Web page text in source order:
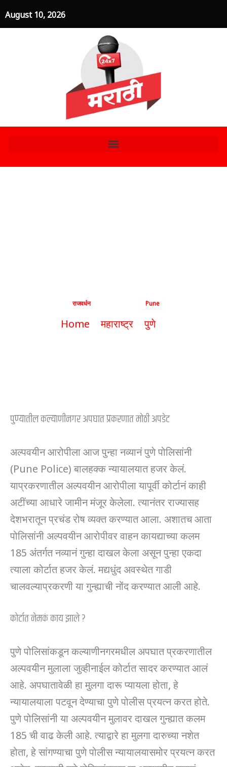
Skip
to
August 10, 2026
Byराजवर्धन Pune
Home महाराष्ट्र
पुणे
पुण्यातील कल्याणीनगर अपघात प्रकरणात मोठी अपडेट
अल्पवयीन आरोपीला आज पुन्हा नव्यानं पुणे पोलिसांनी
(Pune Police) बालहक्क न्यायालयात हजर केलं.
याप्रकरणातील अल्पवयीन आरोपीला यापूर्वी कोर्टानं काही
अटींच्या आधारे जामीन मंजूर केलेला. त्यानंतर राज्यासह
देशभरातून प्रचंड रोष व्यक्त करण्यात आला. अशातच आता
पोलिसांनी अल्पवयीन आरोपीवर वाहन कायद्याच्या कलम
185 अंतर्गत नव्यानं गुन्हा दाखल केला असून पुन्हा एकदा
त्याला कोर्टात हजर केलं. मद्यधुंद अवस्थेत गाडी
चालवल्याप्रकरणी या गुन्ह्याची नोंद करण्यात आली आहे.
कोर्टात नेमकं काय झाले ?
पुणे पोलिसांकडून कल्याणीनगरमधील अपघात प्रकरणातील
अल्पवयीन मुलाला जुव्हीनाईल कोर्टात सादर करण्यात आलं
आहे. अपघातावेळी हा मुलगा दारू प्यायला होता, हे
न्यायालयाला पटवून देण्याचा पुणे पोलीस प्रयत्न करत होते.
पुणे पोलिसांनी या अल्पवयीन मुलावर दाखल गुन्ह्यात कलम
185 ची वाढ केली आहे. त्याद्वारे हा मुलगा दारुच्या नशेत
होता, हे सांगण्याचा पुणे पोलीस न्यायालयासमोर प्रयत्न करत